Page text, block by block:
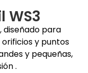
WS3
diseñado para
y puntos
y pequeñas,
.